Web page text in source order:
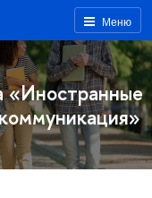
Меню
«Иностранные